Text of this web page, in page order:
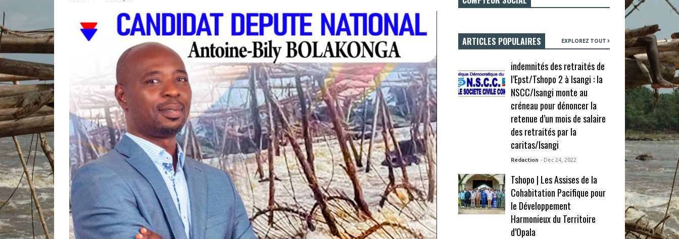
ARTICLES POPULAIRES EXPLOREZ TOUT
indemnités des retraités de
l’Epst/Tshopo 2 à Isangi : la
NSCC/Isangi monte au
créneau pour dénoncer la
retenue d’un mois de salaire
des retraités par la
caritas/Isangi
Redaction - Dec 24, 2022
Tshopo | Les Assises de la
Cohabitation Pacifique pour
le Développement
Harmonieux du Territoire
d’Opala